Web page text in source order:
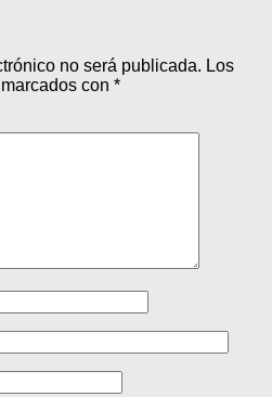
no será publicada. Los
con *